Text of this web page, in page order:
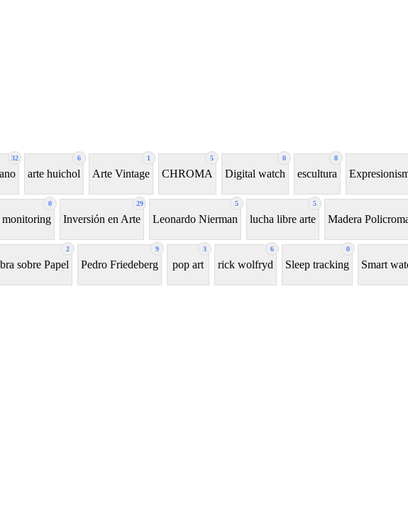
32 6
arte huichol
1
Arte Vintage
5
CHROMA
0
Digital watch
8
escultura
0 29
Inversión en Arte
5
Leonardo Nierman
5
lucha libre arte Madera
2
sobre Papel
9
Pedro Friedeberg
3
pop art
6
rick wolfryd
0
Sleep tracking Smart